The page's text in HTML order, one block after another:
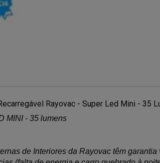
Rayovac - Super Led Mini - 35
MINI - 35 lumens
de Interiores da Rayovac têm